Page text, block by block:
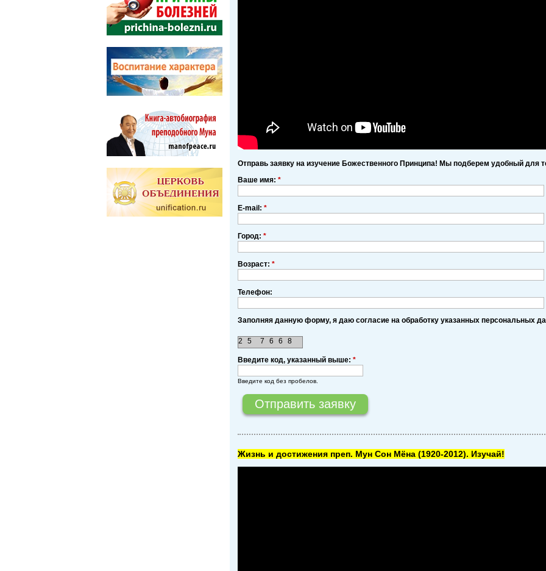
Отправь заявку на изучение Божественного Принципа! Мы подберем удобный для
Ваше имя: *
E-mail: *
Город: *
Возраст: *
Телефон:
Заполняя данную форму, я даю согласие на обработку указанных персональных
7 6 6 8
2 5
Введите код, указанный выше: *
Введите код без пробелов.
Жизнь и достижения преп. Мун Сон Мёна (1920-2012). Изучай!